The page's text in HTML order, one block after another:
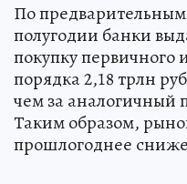
По
полугодии банки
покупку первичного
порядка 2,18 трлн
чем за аналогичный
Таким образом,
прошлогоднее